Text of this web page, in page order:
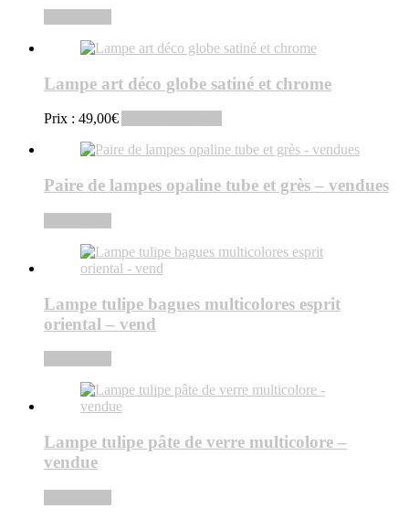
Lampe art déco globe satiné et chrome
Prix : 49,00€
Paire de lampes opaline tube et grès – vendues
Lampe tulipe bagues multicolores esprit
oriental – vend
Lampe tulipe pâte de verre multicolore –
vendue